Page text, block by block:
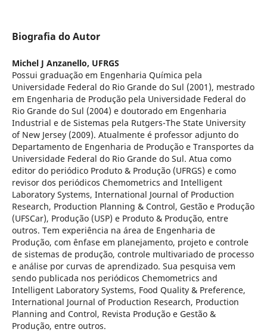
Biografia do Autor
Michel J Anzanello, UFRGS
Possui graduação em Engenharia Química pela
Universidade Federal do Rio Grande do Sul (2001), mestrado
em Engenharia de Produção pela Universidade Federal do
Rio Grande do Sul (2004) e doutorado em Engenharia
Industrial e de Sistemas pela Rutgers-The State University
of New Jersey (2009). Atualmente é professor adjunto do
Departamento de Engenharia de Produção e Transportes da
Universidade Federal do Rio Grande do Sul. Atua como
editor do periódico Produto & Produção (UFRGS) e como
revisor dos periódicos Chemometrics and Intelligent
Laboratory Systems, International Journal of Production
Research, Production Planning & Control, Gestão e Produção
(UFSCar), Produção (USP) e Produto & Produção, entre
outros. Tem experiência na área de Engenharia de
Produção, com ênfase em planejamento, projeto e controle
de sistemas de produção, controle multivariado de processo
e análise por curvas de aprendizado. Sua pesquisa vem
sendo publicada nos periódicos Chemometrics and
Intelligent Laboratory Systems, Food Quality & Preference,
International Journal of Production Research, Production
Planning and Control, Revista Produção e Gestão &
Produção, entre outros.